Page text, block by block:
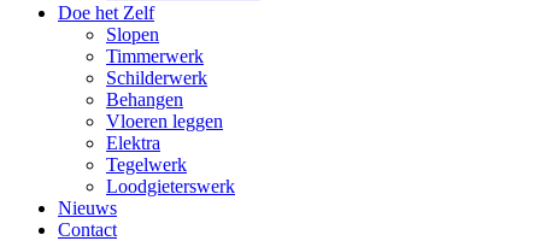
Doe het Zelf
Slopen
Timmerwerk
Schilderwerk
Behangen
Vloeren leggen
Elektra
Tegelwerk
Loodgieterswerk
Nieuws
Contact